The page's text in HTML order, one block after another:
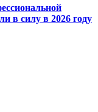
в силу в 2026 году